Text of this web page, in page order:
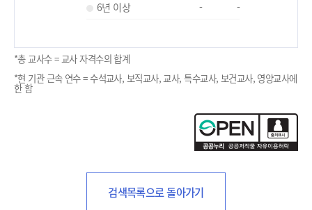
6년 이상
- -
*총 교사수 = 교사 자격수의 합계
*현 기관 근속 연수 = 수석교사, 보직교사, 교사, 특수교사, 보건교사, 영양교사에
한 함
검색목록으로 돌아가기